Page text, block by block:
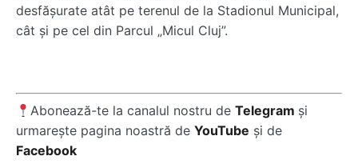
desfășurate atât pe terenul de la Stadionul Municipal,
cât și pe cel din Parcul „Micul Cluj”.
Abonează-te la canalul nostru deTelegram și
urmarește pagina noastră de YouTube și de
Facebook